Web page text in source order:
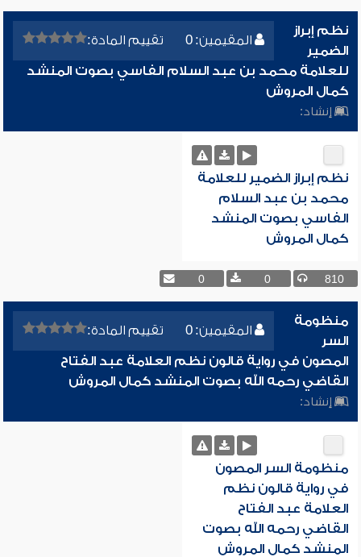
المقيمين: 0 تقييم المادة:
نظم إبراز
الضمير
للعلامة محمد بن عبد السلام الفاسي بصوت المنشد
كمال المروش
إنشاد:
نظم إبراز الضمير للعلامة
محمد بن عبد السلام
الفاسي بصوت المنشد
كمال المروش
810
0
0
المقيمين: 0 تقييم المادة:
منظومة
السر
المصون في رواية قالون نظم العلامة عبد الفتاح
القاضي رحمه الله بصوت المنشد كمال المروش
إنشاد:
منظومة السر المصون
في رواية قالون نظم
العلامة عبد الفتاح
القاضي رحمه الله بصوت
المنشد كمال المروش